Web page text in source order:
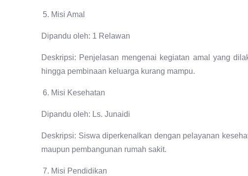
Misi Amal
Dipandu oleh: 1 Relawan
Deskripsi: Penjelasan mengenai kegiatan amal yang
hingga pembinaan keluarga kurang mampu.
Misi Kesehatan
Dipandu oleh: Ls. Junaidi
Deskripsi: Siswa diperkenalkan dengan pelayanan
maupun pembangunan rumah sakit.
Misi Pendidikan